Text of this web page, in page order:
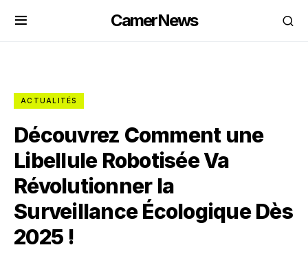
CamerNews
ACTUALITÉS
Découvrez Comment une
Libellule Robotisée Va
Révolutionner la
Surveillance Écologique Dès
2025 !